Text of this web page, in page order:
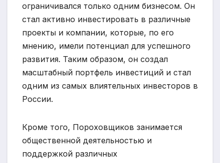
ограничивался только одним бизнесом. Он
стал активно инвестировать в различные
проекты и компании, которые, по его
мнению, имели потенциал для успешного
развития. Таким образом, он создал
масштабный портфель инвестиций и стал
одним из самых влиятельных инвесторов в
России.
Кроме того, Пороховщиков занимается
общественной деятельностью и
поддержкой различных